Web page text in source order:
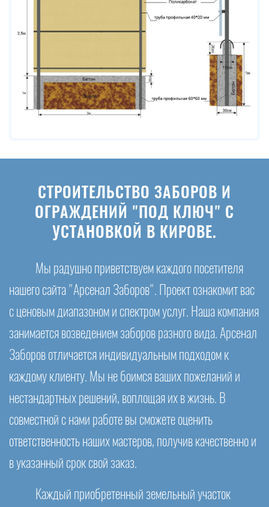
СТРОИТЕЛЬСТВО ЗАБОРОВ И
ОГРАЖДЕНИЙ "ПОД КЛЮЧ" С
УСТАНОВКОЙ В КИРОВЕ.
Мы радушно приветствуем каждого посетителя
нашего сайта "Арсенал Заборов". Проект ознакомит вас
с ценовым диапазоном и спектром услуг. Наша компания
занимается возведением заборов разного вида. Арсенал
Заборов отличается индивидуальным подходом к
каждому клиенту. Мы не боимся ваших пожеланий и
нестандартных решений, воплощая их в жизнь. В
совместной с нами работе вы сможете оценить
ответственность наших мастеров, получив качественно и
в указанный срок свой заказ.
Каждый приобретенный земельный участок